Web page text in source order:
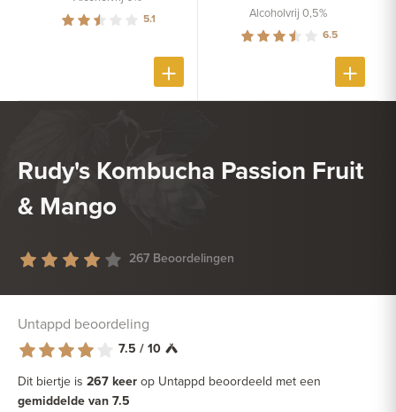
5.1 Alcoholvrij 0,5%
6.5
Rudy's Kombucha Passion Fruit
& Mango
267 Beoordelingen
Untappd beoordeling
7.5 / 10
Dit biertje is 267 keer op Untappd beoordeeld met een
gemiddelde van 7.5